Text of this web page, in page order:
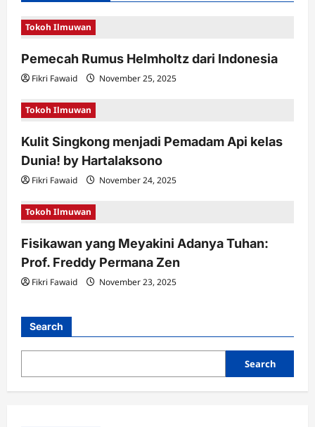
g
a
t
o
n
Tokoh Ilmuwan
Pemecah Rumus Helmholtz dari Indonesia
Fikri Fawaid November 25, 2025
Tokoh Ilmuwan
Kulit Singkong menjadi Pemadam Api kelas
Dunia! by Hartalaksono
Fikri Fawaid November 24, 2025
Tokoh Ilmuwan
Fisikawan yang Meyakini Adanya Tuhan:
Prof. Freddy Permana Zen
Fikri Fawaid November 23, 2025
Search
Search